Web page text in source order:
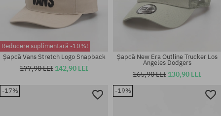
Reducere suplimentară -10%!
Șapcă Vans Stretch Logo Snapback
177,90 LEI 142,90 LEI
Șapcă New Era Outline Trucker Los
Angeles Dodgers
165,90 LEI 130,90 LEI
-17% -19%